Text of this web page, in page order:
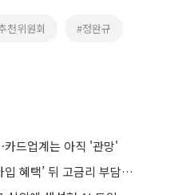
천위원회 #정완규
드업계는 아직 '관망'
리볼빙 평균금리 17.4%⋯‘가입 혜택’ 뒤 고금리 부담 주의